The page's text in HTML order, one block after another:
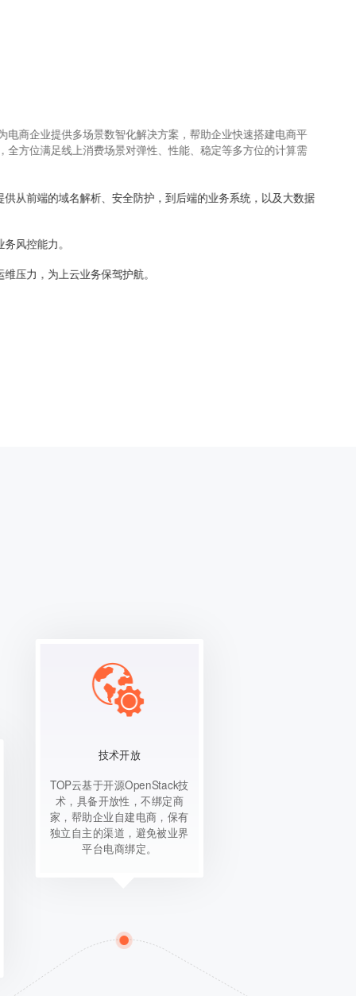
电商企业提供多场景数智化解决方案，帮助企业快速搭建电商平
全方位满足线上消费场景对弹性、性能、稳定等多方位的计算需
从前端的域名解析、安全防护，到后端的业务系统，以及大数据
风控能力。
压力，为上云业务保驾护航。
技术开放
TOP云基于开源OpenStack技
术，具备开放性，不绑定商
家，帮助企业自建电商，保有
独立自主的渠道，避免被业界
平台电商绑定。